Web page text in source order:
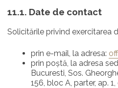
11.1. Date de contact
Solicitările privind exercitarea
prin e-mail, la adresa:
prin poștă, la adresa
Bucuresti, Sos.
156, bloc A, parter, ap.